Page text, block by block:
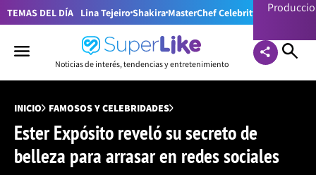
TEMAS DEL DÍA Lina TejeiroShakira MasterChef Celebrity Colombia
Noticias de interés, tendencias y entretenimiento
INICIO FAMOSOS Y CELEBRIDADES
Ester Expósito reveló su secreto de
belleza para arrasar en redes sociales